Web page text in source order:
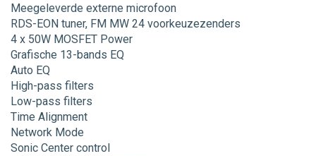
Meegeleverde externe microfoon
RDS-EON tuner, FM MW 24 voorkeuzezenders
4 x 50W MOSFET Power
Grafische 13-bands EQ
Auto EQ
High-pass filters
Low-pass filters
Time Alignment
Network Mode
Sonic Center control